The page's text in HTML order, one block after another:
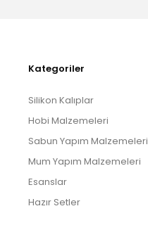
Kategoriler
Silikon Kalıplar
Hobi Malzemeleri
Sabun Yapım Malzemeleri
Mum Yapım Malzemeleri
Esanslar
Hazır Setler